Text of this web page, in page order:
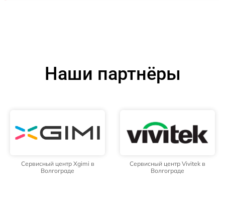
Наши партнёры
Сервисный центр Xgimi в
Волгограде
Сервисный центр Vivitek в
Волгограде